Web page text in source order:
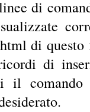
di
di
di
il